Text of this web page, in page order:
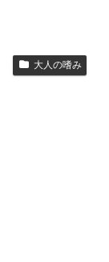
大人の嗜み